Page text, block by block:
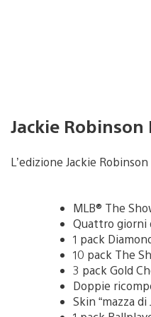
Jackie Robinson
L’edizione Jackie
MLB® The
Quattro giorni
1 pack
10 pack The
3 pack Gold
Doppie
Skin “mazza di